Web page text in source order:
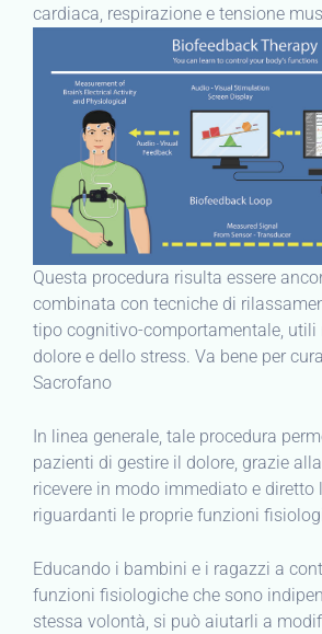
cardiaca, respirazione e tensione
Questa procedura risulta essere
combinata con tecniche di
tipo cognitivo-comportamentale, utili
dolore e dello stress. Va bene per
Sacrofano
In linea generale, tale procedura
pazienti di gestire il dolore, grazie
ricevere in modo immediato e diretto
riguardanti le proprie funzioni
Educando i bambini e i ragazzi a
funzioni fisiologiche che sono
stessa volontà, si può aiutarli a